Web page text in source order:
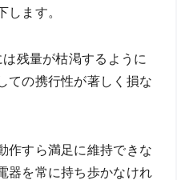
します。
残量が枯渇するように
ての携行性が著しく損な
作すら満足に維持できな
器を常に持ち歩かなけれ